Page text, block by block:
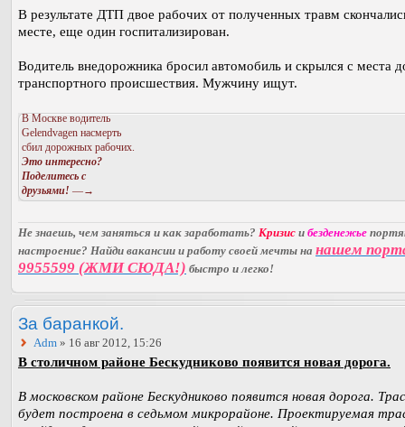
В результате ДТП двое рабочих от полученных травм
месте, еще один госпитализирован.
Водитель внедорожника бросил автомобиль и скрылся с места
транспортного происшествия. Мужчину ищут.
В Москве водитель
Gelendvagen насмерть
сбил дорожных рабочих.
Это интересно?
Поделитесь с
друзьями! —→
Не знаешь, чем заняться и как заработать? Кризис и безденежье
настроение? Найди вакансии и работу своей мечты на нашем
9955599 (ЖМИ СЮДА!) быстро и легко!
За баранкой.
Adm » 16 авг 2012, 15:26
В столичном районе Бескудниково появится новая дорога.
В московском районе Бескудниково появится новая дорога.
будет построена в седьмом микрорайоне. Проектируемая